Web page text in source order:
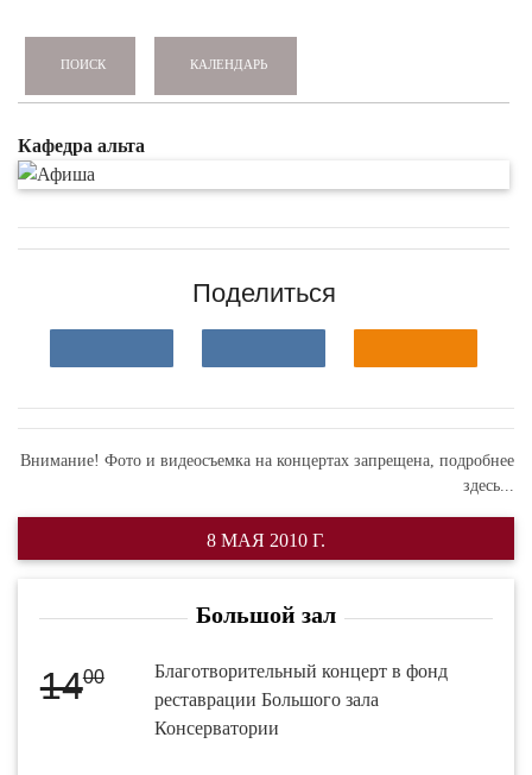
ПОИСК КАЛЕНДАРЬ
Кафедра альта
Поделиться
Внимание! Фото и видеосъемка на концертах запрещена, подробнее
здесь...
8 МАЯ 2010 Г.
Большой зал
1400
Благотворительный концерт в фонд
реставрации Большого зала
Консерватории